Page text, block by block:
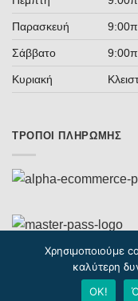
Παρασκευή
Σάββατο
Κυριακή
ΤΡΌΠΟΙ ΠΛΗΡΩΜΉΣ
Copyright 2026 ©
Χρησιμοποιούμε
καλύτερη
ΟΚ!